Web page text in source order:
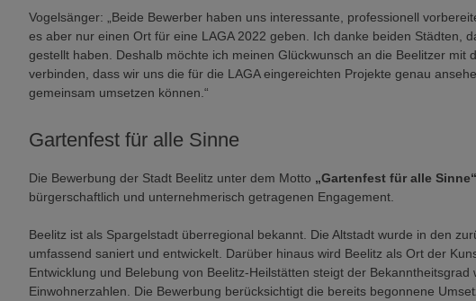
Vogelsänger: „Beide Bewerber haben uns interessante, professionell
es aber nur einen Ort für eine LAGA 2022 geben. Ich danke beiden Städten,
gestellt haben. Deshalb möchte ich meinen Glückwunsch an die Beelitzer mit
verbinden, dass wir uns die für die LAGA eingereichten Projekte genau
gemeinsam umsetzen können.“
Gartenfest für alle Sinne
Die Bewerbung der Stadt Beelitz unter dem Motto „Gartenfest für alle Sinne“
bürgerschaftlich und unternehmerisch getragenen Engagement.
Beelitz ist als Spargelstadt überregional bekannt. Die Altstadt wurde in den
umfassend saniert und entwickelt. Darüber hinaus wird Beelitz als Ort der
Entwicklung und Belebung von Beelitz-Heilstätten steigt der
Einwohnerzahlen. Die Bewerbung berücksichtigt die bereits begonnene